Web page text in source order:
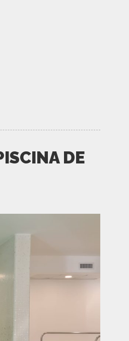
DE